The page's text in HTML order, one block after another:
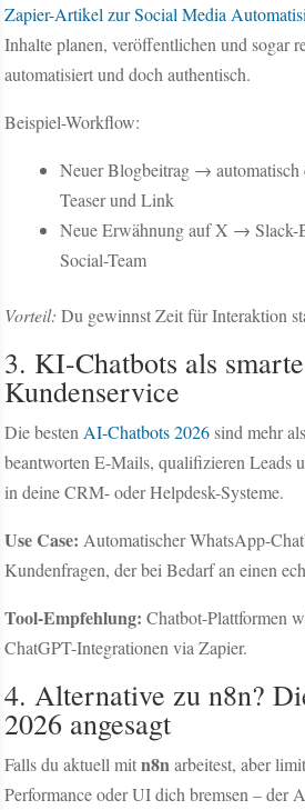
Zapier-Artikel zur Social Media
Inhalte planen, veröffentlichen und sogar
automatisiert und doch authentisch.
Beispiel-Workflow:
Neuer Blogbeitrag →
Teaser und Link
Neue Erwähnung auf X → Slack-
Social-Team
Vorteil: Du gewinnst Zeit für Interaktion
3. KI-Chatbots als
Kundenservice
Die besten AI-Chatbots 2026sind mehr
beantworten E-Mails, qualifizieren Leads
in deine CRM- oder Helpdesk-Systeme.
Use Case: Automatischer WhatsApp-
Kundenfragen, der bei Bedarf an einen
Tool-Empfehlung: Chatbot-Plattformen
ChatGPT-Integrationen via Zapier.
4. Alternative zu n8n?
2026 angesagt
Falls du aktuell mitn8narbeitest, aber
Performance oder UI dich bremsen – der